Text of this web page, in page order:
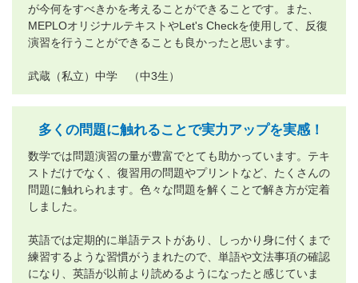
が今何をすべきかを考えることができることです。また、
MEPLOオリジナルテキストやLet's Checkを使用して、反復
演習を行うことができることも良かったと思います。
武蔵（私立）中学 （中3生）
多くの問題に触れることで実力アップを実感！
数学では問題演習の量が豊富でとても助かっています。テキ
ストだけでなく、復習用の問題やプリントなど、たくさんの
問題に触れられます。色々な問題を解くことで解き方が定着
しました。
英語では定期的に単語テストがあり、しっかり身に付くまで
練習するような習慣がうまれたので、単語や文法事項の確認
になり、英語が以前より読めるようになったと感じていま